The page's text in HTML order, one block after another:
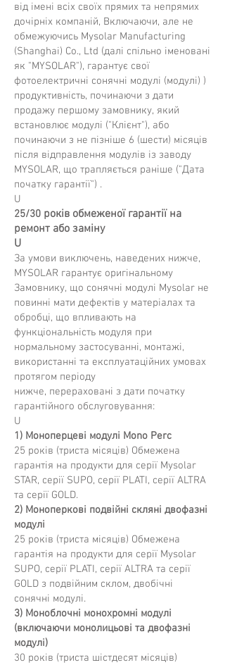
від імені всіх своїх прямих та непрямих
дочірніх компаній, Включаючи, але не
обмежуючись Mysolar Manufacturing
(Shanghai) Co., Ltd (далі спільно іменовані
як "MYSOLAR"), гарантує свої
фотоелектричні сонячні модулі (модулі) )
продуктивність, починаючи з дати
продажу першому замовнику, який
встановлює модулі ("Клієнт"), або
починаючи з не пізніше 6 (шести) місяців
після відправлення модулів із заводу
MYSOLAR, що трапляється раніше ("Дата
початку гарантії") .
U
25/30 років обмеженої гарантії на
ремонт або заміну
U
За умови виключень, наведених нижче,
MYSOLAR гарантує оригінальному
Замовнику, що сонячні модулі Mysolar не
повинні мати дефектів у матеріалах та
обробці, що впливають на
функціональність модуля при
нормальному застосуванні, монтажі,
використанні та експлуатаційних умовах
протягом періоду
нижче, перераховані з дати початку
гарантійного обслуговування:
U
1) Моноперцеві модулі Mono Perc
25 років (триста місяців) Обмежена
гарантія на продукти для серії Mysolar
STAR, серії SUPO, серії PLATI, серії ALTRA
та серії GOLD.
2) Моноперкові подвійні скляні двофазні
модулі
25 років (триста місяців) Обмежена
гарантія на продукти для серії Mysolar
SUPO, серії PLATI, серії ALTRA та серії
GOLD з подвійним склом, двобічні
сонячні модулі.
3) Моноблочні монохромні модулі
(включаючи монолицьові та двофазні
модулі)
30 років (триста шістдесят місяців)